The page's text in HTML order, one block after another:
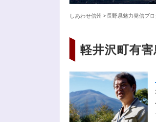
しあわせ信州 >長野県魅力発信ブロ
軽井沢町有